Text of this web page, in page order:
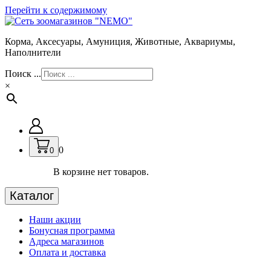
Перейти к содержимому
Корма, Аксесуары, Амуниция, Животные, Аквариумы,
Наполнители
Поиск ...
×
0 0
В корзине нет товаров.
Каталог
Наши акции
Бонусная программа
Адреса магазинов
Оплата и доставка